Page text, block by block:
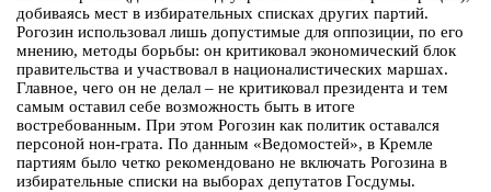
добиваясь мест в избирательных списках других партий.
Рогозин использовал лишь допустимые для оппозиции, по его
мнению, методы борьбы: он критиковал экономический блок
правительства и участвовал в националистических маршах.
Главное, чего он не делал – не критиковал президента и тем
самым оставил себе возможность быть в итоге
востребованным. При этом Рогозин как политик оставался
персоной нон-грата. По данным «Ведомостей», в Кремле
партиям было четко рекомендовано не включать Рогозина в
избирательные списки на выборах депутатов Госдумы.